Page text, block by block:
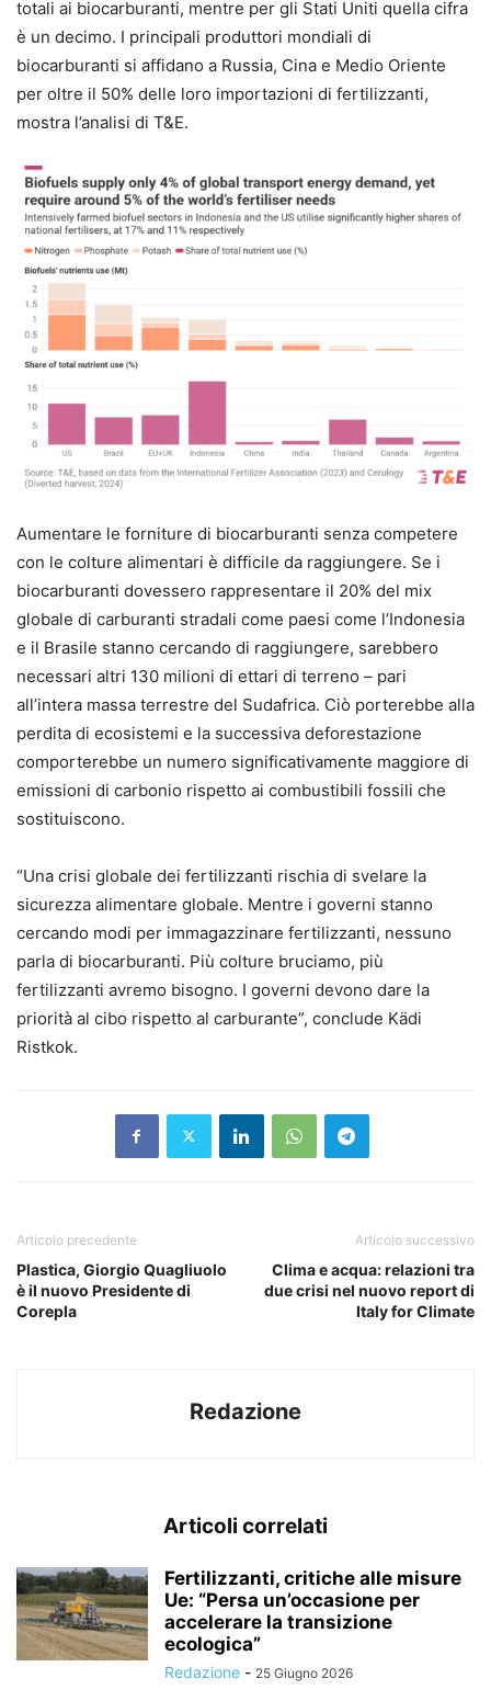
totali ai biocarburanti, mentre per gli Stati Uniti quella cifra
è un decimo. I principali produttori mondiali di
biocarburanti si affidano a Russia, Cina e Medio Oriente
per oltre il 50% delle loro importazioni di fertilizzanti,
mostra l’analisi di T&E.
Aumentare le forniture di biocarburanti senza competere
con le colture alimentari è difficile da raggiungere. Se i
biocarburanti dovessero rappresentare il 20% del mix
globale di carburanti stradali come paesi come l’Indonesia
e il Brasile stanno cercando di raggiungere, sarebbero
necessari altri 130 milioni di ettari di terreno – pari
all’intera massa terrestre del Sudafrica. Ciò porterebbe alla
perdita di ecosistemi e la successiva deforestazione
comporterebbe un numero significativamente maggiore di
emissioni di carbonio rispetto ai combustibili fossili che
sostituiscono.
“Una crisi globale dei fertilizzanti rischia di svelare la
sicurezza alimentare globale. Mentre i governi stanno
cercando modi per immagazzinare fertilizzanti, nessuno
parla di biocarburanti. Più colture bruciamo, più
fertilizzanti avremo bisogno. I governi devono dare la
priorità al cibo rispetto al carburante”, conclude Kädi
Ristkok.
Articolo precedente
Plastica, Giorgio Quagliuolo
è il nuovo Presidente di
Corepla
Articolo successivo
Clima e acqua: relazioni tra
due crisi nel nuovo report di
Italy for Climate
Redazione
Articoli correlati
Fertilizzanti, critiche alle misure
Ue: “Persa un’occasione per
accelerare la transizione
ecologica”
Redazione - 25 Giugno 2026